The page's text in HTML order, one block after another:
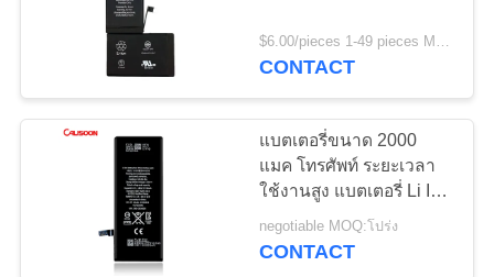
คุณภาพ
$6.00/pieces 1-49 pieces MOQ:5 ชิ้น
CONTACT
แบตเตอรี่ขนาด 2000
แมค โทรศัพท์ ระยะเวลา
ใช้งานสูง แบตเตอรี่ Li Ion
Polymer
negotiable MOQ:โปร่ง
CONTACT